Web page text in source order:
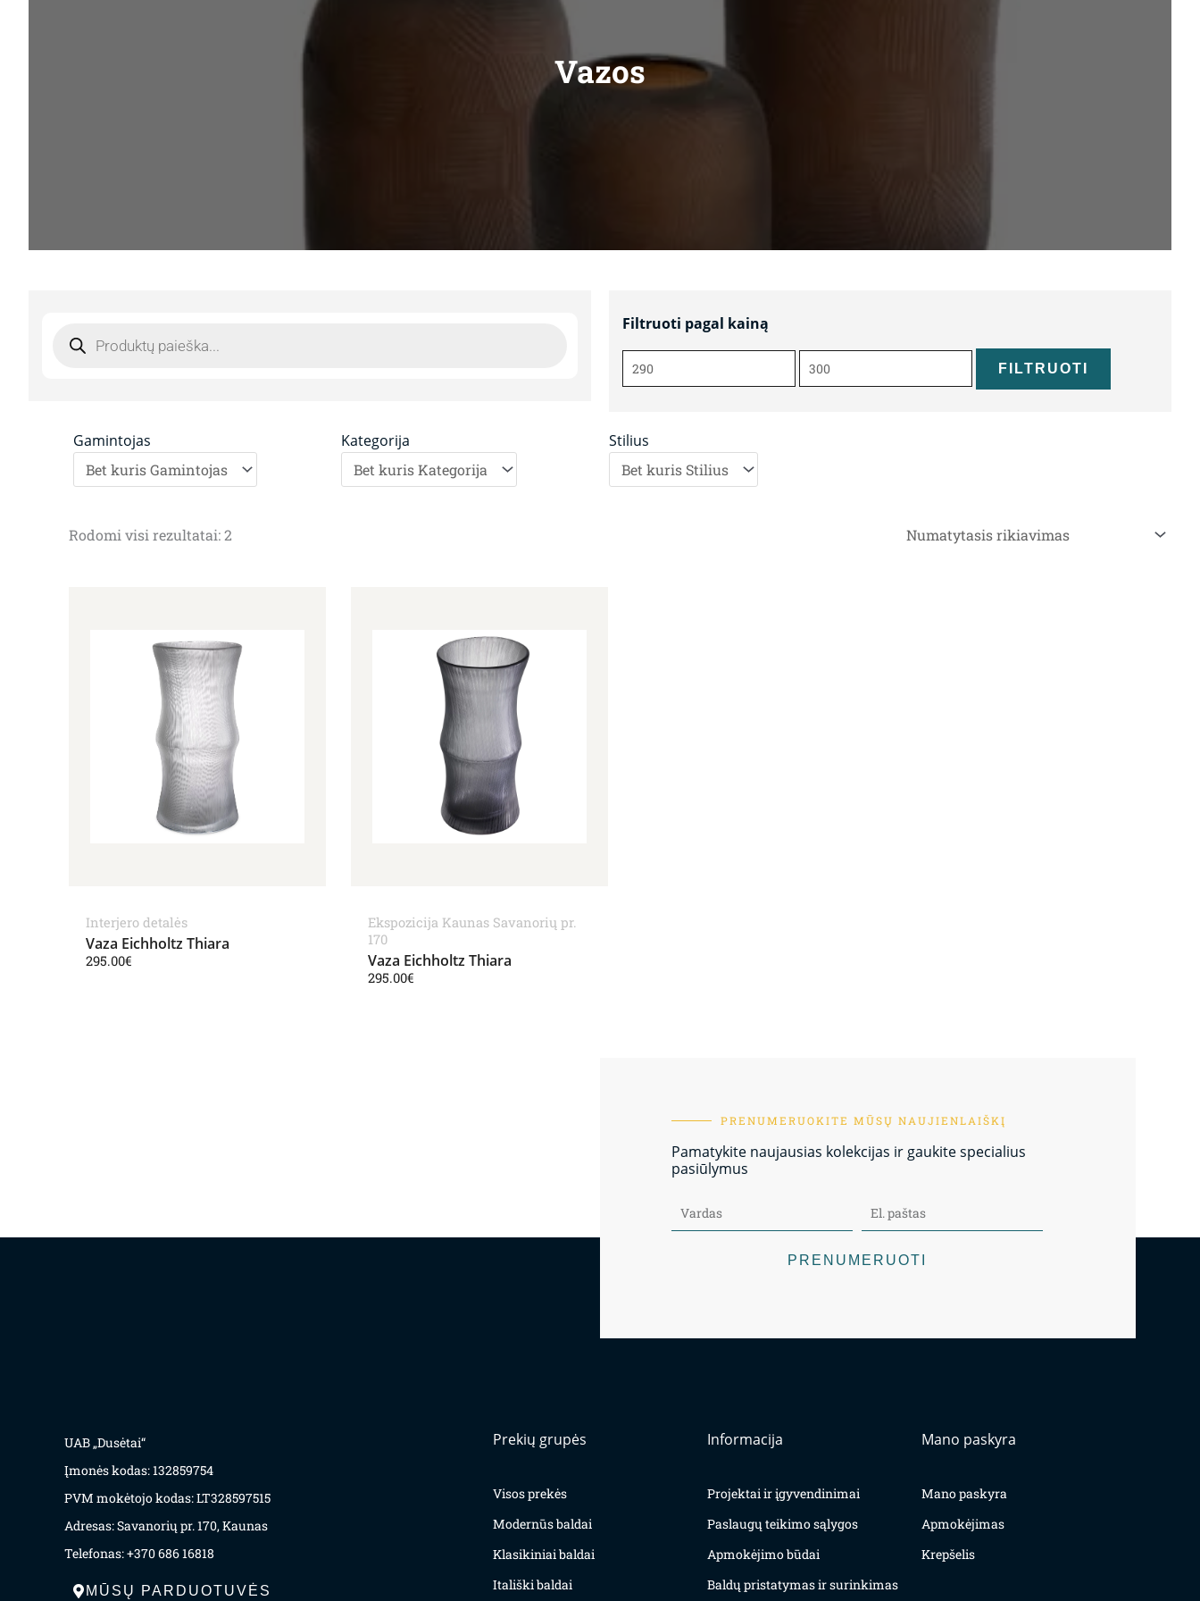
Vazos
Filtruoti pagal kainą
Min
kaina
kaina
FILTRUOTI
Gamintojas Kategorija Stilius
Rodomi visi rezultatai: 2
Interjero detalės
Vaza Eichholtz Thiara
295.00€
Ekspozicija Kaunas Savanorių pr.
170
Vaza Eichholtz Thiara
295.00€
PRENUMERUOKITE MŪSŲ NAUJIENLAIŠKĮ
Pamatykite naujausias kolekcijas ir gaukite specialius
pasiūlymus
PRENUMERUOTI
UAB „Dusėtai“
Įmonės kodas: 132859754
PVM mokėtojo kodas: LT328597515
Adresas: Savanorių pr. 170, Kaunas
Telefonas: +370 686 16818
MŪSŲ PARDUOTUVĖS
Prekių grupės
Visos prekės
Modernūs baldai
Klasikiniai baldai
Itališki baldai
Informacija
Projektai ir įgyvendinimai
Paslaugų teikimo sąlygos
Apmokėjimo būdai
Baldų pristatymas ir surinkimas
Mano paskyra
Mano paskyra
Apmokėjimas
Krepšelis